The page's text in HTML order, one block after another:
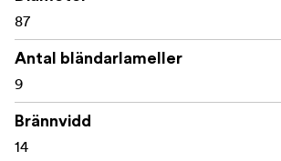
87
Antal bländarlameller
9
Brännvidd
14